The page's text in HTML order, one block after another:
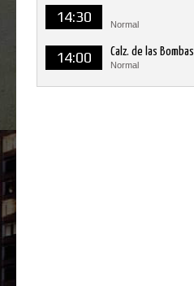
14:30 Normal
14:00 Calz. de las Bombas
Normal